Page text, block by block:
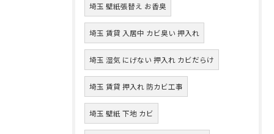
埼玉 壁紙張替え お香臭
埼玉 賃貸 入居中 カビ臭い 押入れ
埼玉 湿気 にげない 押入れ カビだらけ
埼玉 賃貸 押入れ 防カビ工事
埼玉 壁紙 下地 カビ